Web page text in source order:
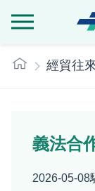
::: 經貿往
義法合
2026-05-08